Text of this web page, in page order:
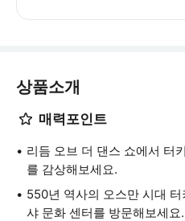
상품소개
매력포인트
리듬 오브 더 댄스 쇼에서 터
를 감상해보세요.
550년 역사의 오스만 시대
샤 문화 센터를 방문해보세요.